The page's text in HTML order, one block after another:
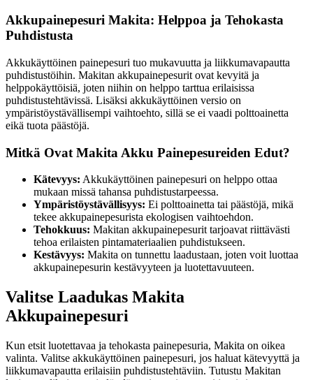
Akkupainepesuri Makita: Helppoa ja Tehokasta
Puhdistusta
Akkukäyttöinen painepesuri tuo mukavuutta ja liikkumavapautta
puhdistustöihin. Makitan akkupainepesurit ovat kevyitä ja
helppokäyttöisiä, joten niihin on helppo tarttua erilaisissa
puhdistustehtävissä. Lisäksi akkukäyttöinen versio on
ympäristöystävällisempi vaihtoehto, sillä se ei vaadi polttoainetta
eikä tuota päästöjä.
Mitkä Ovat Makita Akku Painepesureiden Edut?
Kätevyys: Akkukäyttöinen painepesuri on helppo ottaa
mukaan missä tahansa puhdistustarpeessa.
Ympäristöystävällisyys: Ei polttoainetta tai päästöjä, mikä
tekee akkupainepesurista ekologisen vaihtoehdon.
Tehokkuus: Makitan akkupainepesurit tarjoavat riittävästi
tehoa erilaisten pintamateriaalien puhdistukseen.
Kestävyys: Makita on tunnettu laadustaan, joten voit luottaa
akkupainepesurin kestävyyteen ja luotettavuuteen.
Valitse Laadukas Makita
Akkupainepesuri
Kun etsit luotettavaa ja tehokasta painepesuria, Makita on oikea
valinta. Valitse akkukäyttöinen painepesuri, jos haluat kätevyyttä ja
liikkumavapautta erilaisiin puhdistustehtäviin. Tutustu Makitan